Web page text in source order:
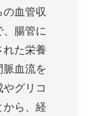
の血管収
、腸管に
れた栄養
血流を
グリコ
から、経